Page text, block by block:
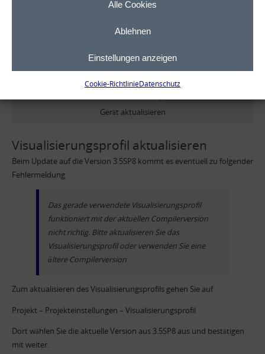
Alle Cookies
Ablehnen
Einstellungen anzeigen
Cookie-RichtlinieDatenschutz
Gerät aktualisieren
Visualisierungsprofil aktualisieren
Beim Update auf die Version 3.5SP8 kommt es eventuell zu folgender
Fehlermeldung
Das gerade verwendete Visualisierungsprofil
funktioniert mit der aktuellen Compilerversion
nicht richtig. Bitte aktualisieren Sie das
Visualisierungsprofil oder verwenden Sie eine
ältere Compilerversion
Zum aktualisieren des Visualisierungsprofils gehen Sie auf
Projekt – Projekteinstellungen – Visualisierungsprofil
Dort wählen Sie die aktuelle Version aus 3.5SP8 aus und bestätigen
mit weiter.